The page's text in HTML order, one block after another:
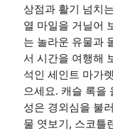
상점과 활기 넘치
열 마일을 거닐어
는 놀라운 유물과
서 시간을 여행해
석인 세인트 마가
으세요. 캐슬 록을
성은 경외심을 불
물 엿보기, 스코틀